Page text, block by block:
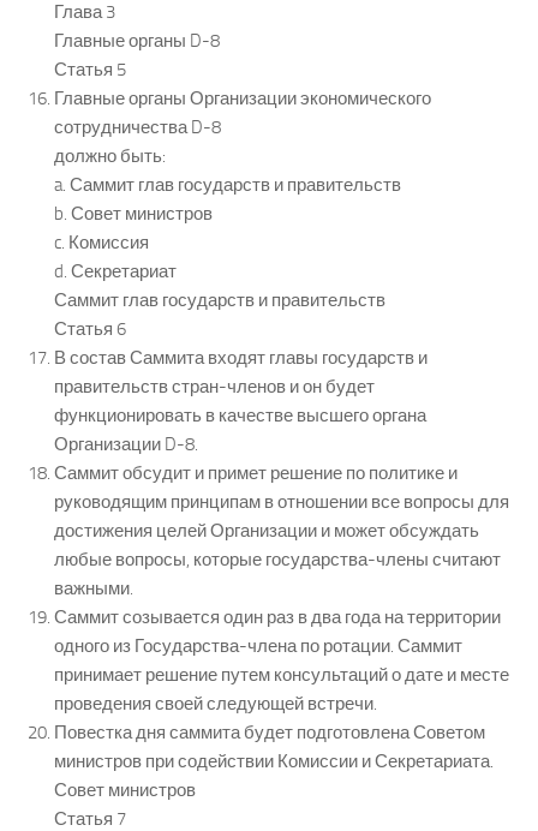
Глава 3
Главные органы D-8
Статья 5
Главные органы Организации экономического
сотрудничества D-8
должно быть:
a. Саммит глав государств и правительств
b. Совет министров
c. Комиссия
d. Секретариат
Саммит глав государств и правительств
Статья 6
В состав Саммита входят главы государств и
правительств стран-членов и он будет
функционировать в качестве высшего органа
Организации D-8.
Саммит обсудит и примет решение по политике и
руководящим принципам в отношении все вопросы для
достижения целей Организации и может обсуждать
любые вопросы, которые государства-члены считают
важными.
Саммит созывается один раз в два года на территории
одного из Государства-члена по ротации. Саммит
принимает решение путем консультаций о дате и месте
проведения своей следующей встречи.
Повестка дня саммита будет подготовлена Советом
министров при содействии Комиссии и Секретариата.
Совет министров
Статья 7